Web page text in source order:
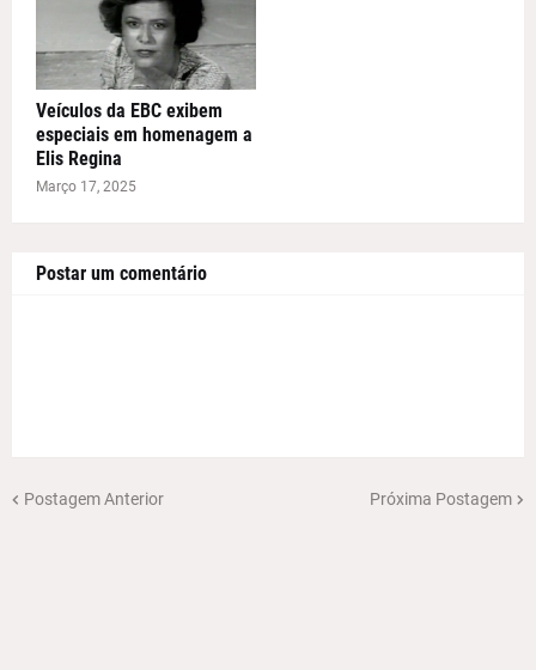
Veículos da EBC exibem
especiais em homenagem a
Elis Regina
Março 17, 2025
Postar um comentário
Postagem Anterior Próxima Postagem